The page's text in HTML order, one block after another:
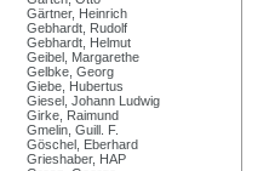
Gärtner, Heinrich
Gebhardt, Rudolf
Gebhardt, Helmut
Geibel, Margarethe
Gelbke, Georg
Giebe, Hubertus
Giesel, Johann Ludwig
Girke, Raimund
Gmelin, Guill. F.
Göschel, Eberhard
Grieshaber, HAP